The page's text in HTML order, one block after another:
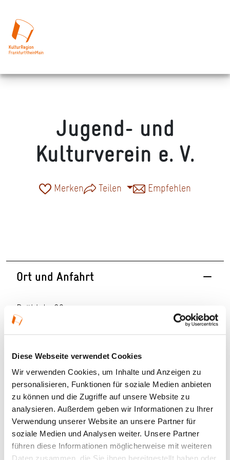
Diese Webseite verwendet Cookies
Wir verwenden Cookies, um Inhalte und Anzeigen zu
personalisieren, Funktionen für soziale Medien anbieten
zu können und die Zugriffe auf unsere Website zu
analysieren. Außerdem geben wir Informationen zu Ihrer
Verwendung unserer Website an unsere Partner für
soziale Medien und Analysen weiter. Unsere Partner
führen diese Informationen möglicherweise mit weiteren
Jugend- und
Kulturverein e. V.
Merken Teilen Empfehlen
Ort und Anfahrt
Brühlstr. 32
60439 Frankfurt am Main
Auf Google Maps ansehen
Auf OpenStreetMap ansehen